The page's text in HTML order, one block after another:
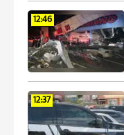
12:46
12:37